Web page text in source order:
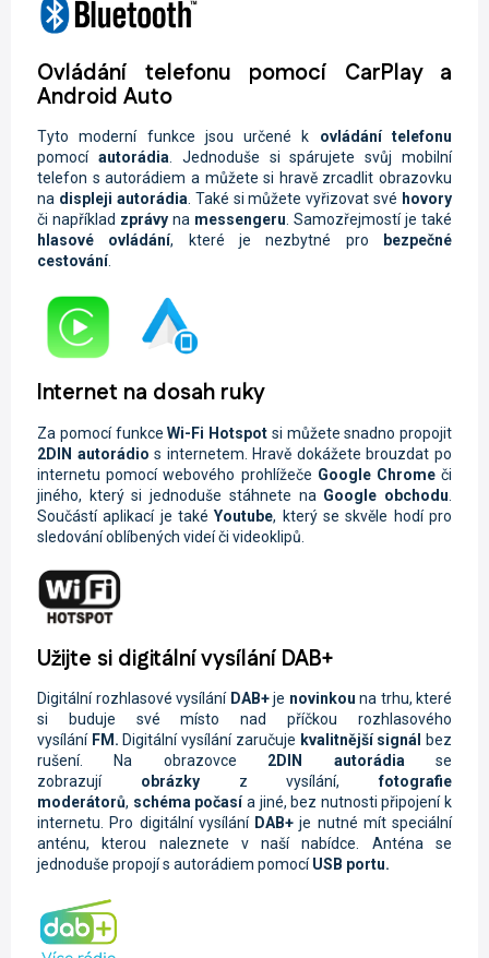
Ovládání telefonu pomocí CarPlay a
Android Auto
Tyto moderní funkce jsou určené k ovládání telefonu
pomocíautorádia . Jednoduše si spárujete svůj mobilní
telefon s autorádiem a můžete si hravě zrcadlit obrazovku
na displeji autorádia . Také si můžete vyřizovat své hovory
či například zprávy na messengeru . Samozřejmostí je také
hlasové ovládání, které je nezbytné pro
bezpečné
cestování.
Internet na dosah ruky
Za pomocí funkceWi-Fi Hotspot si můžete snadno propojit
2DIN autorádio s internetem. Hravě dokážete brouzdat po
internetu pomocí webového prohlížeče Google Chromeči
jiného, který si jednoduše stáhnete na Google obchodu
Součástí aplikací je takéYoutube, který se skvěle hodí pro
sledování oblíbených videí či videoklipů.
Užijte si digitální vysílání DAB+
Digitální rozhlasové vysílání DAB+je novinkou na trhu, které
si buduje své místo nad příčkou rozhlasového
vysílání FM. Digitální vysílání zaručuje kvalitnější signál
bez
rušení. Na obrazovce 2DIN autorádiase
zobrazují obrázkyz vysílání,fotografie
moderátorů, schéma počasía jiné, bez nutnosti připojení k
internetu. Pro digitální vysílání DAB+ je nutné mít speciální
anténu, kterou naleznete v naší nabídce. Anténa se
jednoduše propojí s autorádiem pomocíUSB portu.